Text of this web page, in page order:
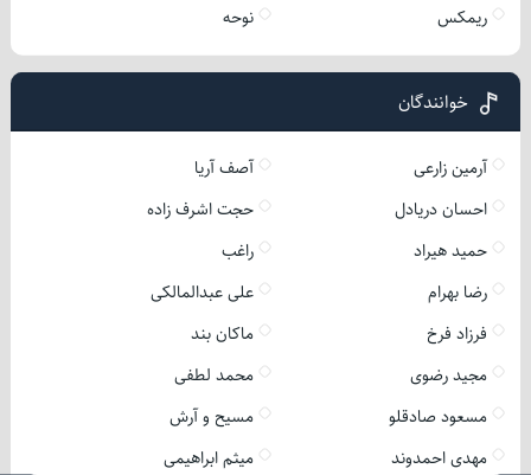
ریمکس نوحه
خوانندگان
آرمین زارعی
آصف آریا
احسان دریادل
حجت اشرف زاده
حمید هیراد
راغب
رضا بهرام
علی عبدالمالکی
فرزاد فرخ
ماکان بند
مجید رضوی
محمد لطفی
مسعود صادقلو
مسیح و آرش
مهدی احمدوند
میثم ابراهیمی